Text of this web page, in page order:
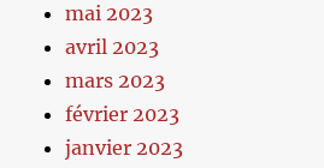
mai 2023
avril 2023
mars 2023
février 2023
janvier 2023